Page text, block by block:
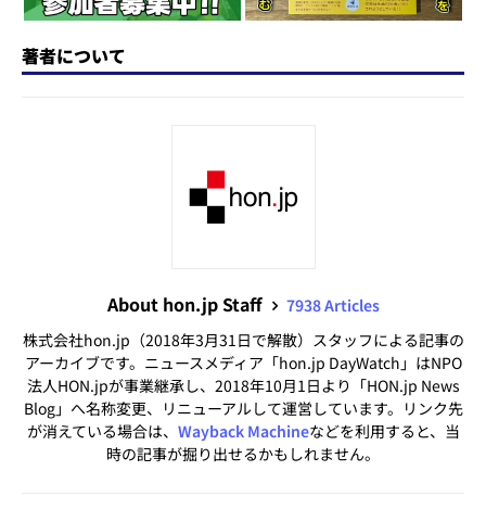
著者について
About hon.jp Staff
7938 Articles
株式会社hon.jp（2018年3月31日で解散）スタッフによる記事の
アーカイブです。ニュースメディア「hon.jp DayWatch」はNPO
法人HON.jpが事業継承し、2018年10月1日より「HON.jp News
Blog」へ名称変更、リニューアルして運営しています。リンク先
が消えている場合は、 Wayback Machineなどを利用すると、当
時の記事が掘り出せるかもしれません。